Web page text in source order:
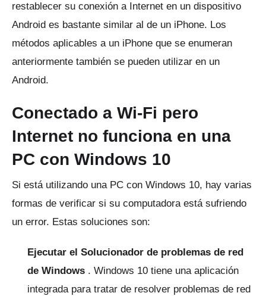
restablecer su conexión a Internet en un dispositivo
Android es bastante similar al de un iPhone. Los
métodos aplicables a un iPhone que se enumeran
anteriormente también se pueden utilizar en un
Android.
Conectado a Wi-Fi pero
Internet no funciona en una
PC con Windows 10
Si está utilizando una PC con Windows 10, hay varias
formas de verificar si su computadora está sufriendo
un error. Estas soluciones son:
Ejecutar el Solucionador de problemas de red
de Windows . Windows 10 tiene una aplicación
integrada para tratar de resolver problemas de red